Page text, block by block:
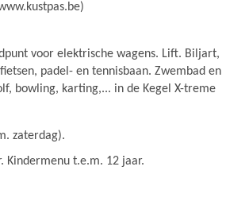
voor elektrische wagens. Lift. Biljart,
padel- en tennisbaan. Zwembad en
bowling, karting,... in de Kegel X-treme
zaterdag).
Kindermenu t.e.m. 12 jaar.